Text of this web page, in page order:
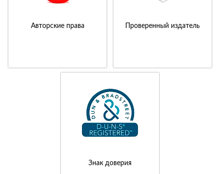
Авторские права Проверенный издатель
Знак доверия